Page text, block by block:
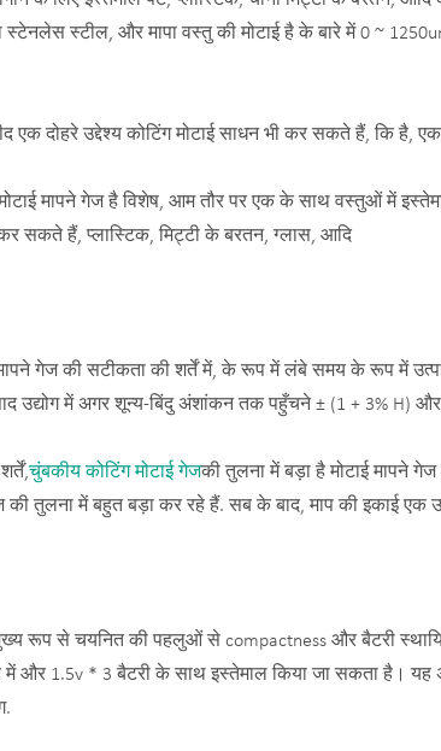
स्टेनलेस स्टील, और मापा वस्तु की मोटाई है के बारे में 0 ~
दोहरे उद्देश्य कोटिंग मोटाई साधन भी कर सकते हैं, कि है,
मापने गेज है विशेष, आम तौर पर एक के साथ वस्तुओं में
सकते हैं, प्लास्टिक, मिट्टी के बरतन, ग्लास, आदि
मापने गेज की सटीकता की शर्तें में, के रूप में लंबे समय के रूप में
उद्योग में अगर शून्य-बिंदु अंशांकन तक पहुँचने ± (1 + 3% H)
चुंबकीय कोटिंग मोटाई गेजकी तुलना में बड़ा है मोटाई मापने
की तुलना में बहुत बड़ा कर रहे हैं. सब के बाद, माप की इकाई एक
मुख्य रूप से चयनित की पहलुओं से compactness और बैटरी
और 1.5v * 3 बैटरी के साथ इस्तेमाल किया जा सकता है। यह